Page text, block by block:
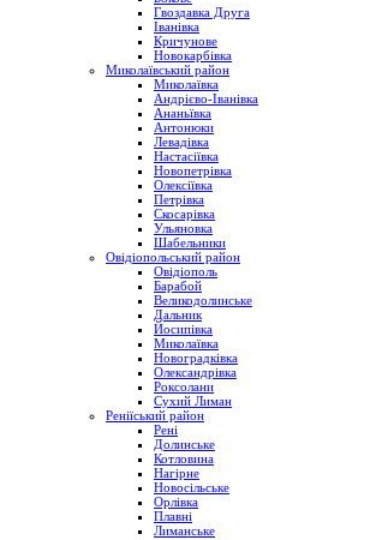
Гвоздавка Друга
Іванівка
Кричунове
Новокарбівка
Миколаївський район
Миколаївка
Андрієво-Іванівка
Ананьївка
Антонюки
Левадівка
Настасіївка
Новопетрівка
Олексіївка
Петрівка
Скосарівка
Ульяновка
Шабельники
Овідіопольський район
Овідіополь
Барабой
Великодолинське
Дальник
Йосипівка
Миколаївка
Новоградківка
Олександрівка
Роксолани
Сухий Лиман
Реніїський район
Рені
Долинське
Котловина
Нагірне
Новосільське
Орлівка
Плавні
Лиманське